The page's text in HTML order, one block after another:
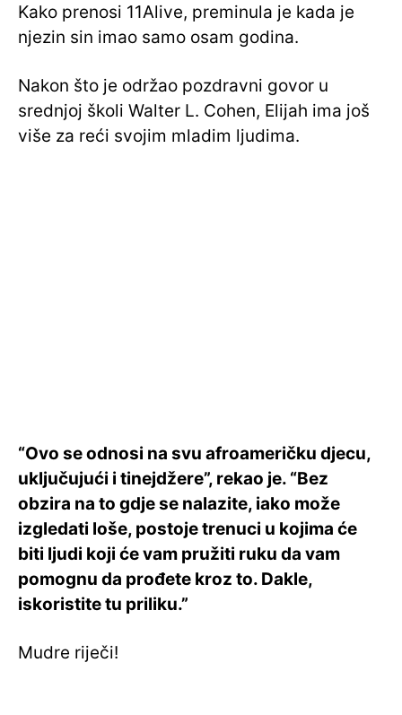
Kako prenosi 11Alive, preminula je kada je
njezin sin imao samo osam godina.
Nakon što je održao pozdravni govor u
srednjoj školi Walter L. Cohen, Elijah ima još
više za reći svojim mladim ljudima.
“Ovo se odnosi na svu afroameričku djecu,
uključujući i tinejdžere”, rekao je. “Bez
obzira na to gdje se nalazite, iako može
izgledati loše, postoje trenuci u kojima će
biti ljudi koji će vam pružiti ruku da vam
pomognu da prođete kroz to. Dakle,
iskoristite tu priliku.”
Mudre riječi!